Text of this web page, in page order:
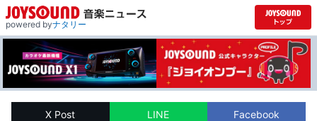
powered byナタリー
X Post LINE Facebook